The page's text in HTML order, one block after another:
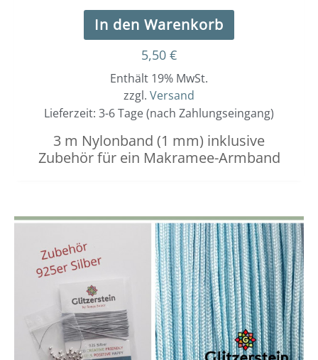
In den Warenkorb
5,50 €
Enthält 19% MwSt.
zzgl. Versand
Lieferzeit: 3-6 Tage (nach Zahlungseingang)
3 m Nylonband (1 mm) inklusive
Zubehör für ein Makramee-Armband